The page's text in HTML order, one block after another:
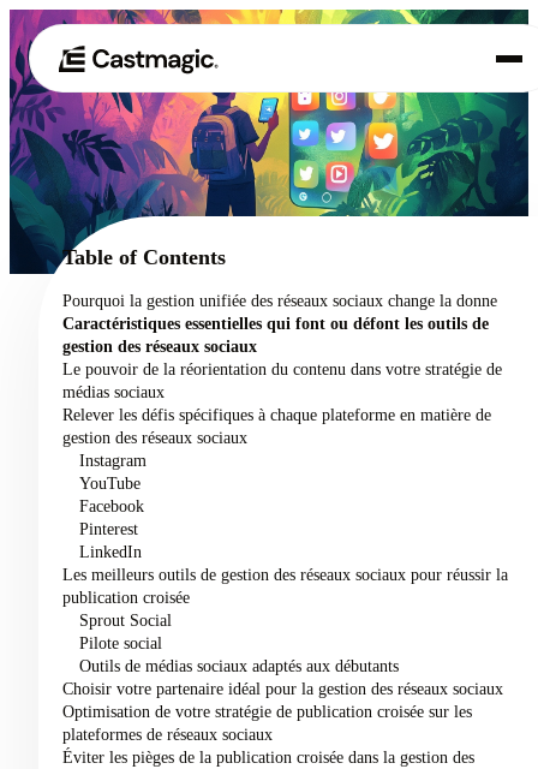
01 Produit
02 Cas d'utilisation
Tarification
À propos de nous
Table of Contents
Pourquoi la gestion unifiée des réseaux sociaux change la donne
Caractéristiques essentielles qui font ou défont les outils de
gestion des réseaux sociaux
Le pouvoir de la réorientation du contenu dans votre stratégie de
médias sociaux
Relever les défis spécifiques à chaque plateforme en matière de
gestion des réseaux sociaux
Instagram
YouTube
Facebook
Pinterest
LinkedIn
Les meilleurs outils de gestion des réseaux sociaux pour réussir la
publication croisée
Sprout Social
Pilote social
Outils de médias sociaux adaptés aux débutants
Choisir votre partenaire idéal pour la gestion des réseaux sociaux
Optimisation de votre stratégie de publication croisée sur les
plateformes de réseaux sociaux
Éviter les pièges de la publication croisée dans la gestion des